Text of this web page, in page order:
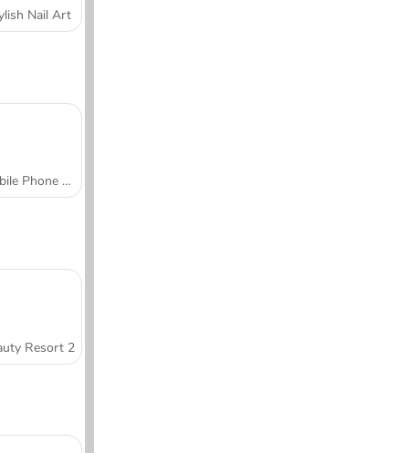
Nail Art
Mobile Phone Case Design & DIY
Resort 2